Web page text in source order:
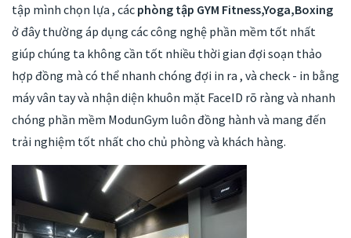
tập mình chọn lựa , các phòng tập GYM Fitness,Yoga,Boxing
ở đây thường áp dụng các công nghệ phần mềm tốt nhất
giúp chúng ta không cần tốt nhiều thời gian đợi soạn thảo
hợp đồng mà có thể nhanh chóng đợi in ra , và check - in bằng
máy vân tay và nhận diện khuôn mặt FaceID rõ ràng và nhanh
chóng phần mềm ModunGym luôn đồng hành và mang đến
trải nghiệm tốt nhất cho chủ phòng và khách hàng.